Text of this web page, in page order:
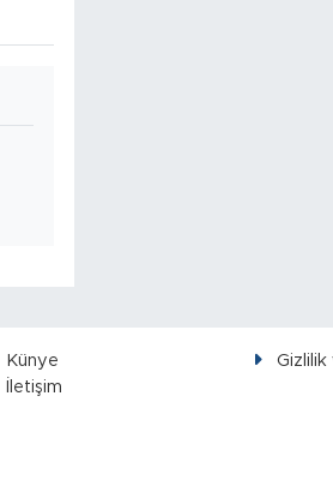
Künye
Gizlilik
İletişim